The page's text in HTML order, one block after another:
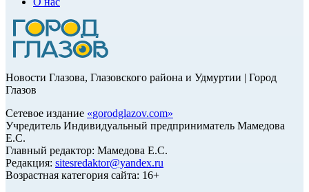
Новости Глазова, Глазовского района и Удмуртии | Город
Глазов
Сетевое издание «gorodglazov.com»
Учредитель Индивидуальный предприниматель Мамедова
Е.С.
Главный редактор: Мамедова Е.С.
Редакция: sitesredaktor@yandex.ru
Возрастная категория сайта: 16+